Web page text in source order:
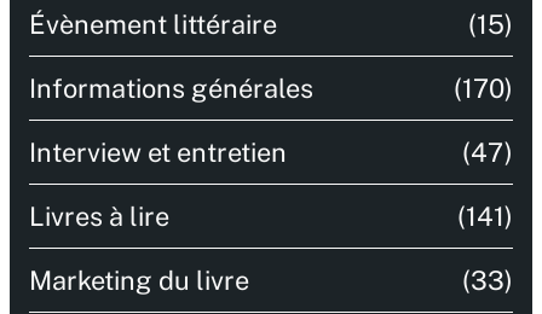
Évènement littéraire (15)
Informations générales (170)
Interview et entretien (47)
Livres à lire (141)
Marketing du livre (33)